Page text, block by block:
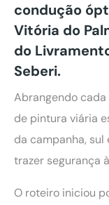
condução
Vitória do
do
Seberi.
Abrangendo
de pintura viária
da campanha,
trazer segurança
O roteiro iniciou